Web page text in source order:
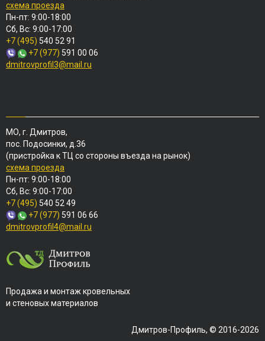
схема проезда
Пн-пт: 9:00-18:00
Сб, Вс: 9:00-17:00
+7 (495) 540 52 91
+7 (977) 591 00 06
dmitrovprofil3@mail.ru
МО, г. Дмитров,
пос. Подосинки, д.36
(пристройка к ТЦ со стороны въезда на рынок)
схема проезда
Пн-пт: 9:00-18:00
Сб, Вс: 9:00-17:00
+7 (495) 540 52 49
+7 (977) 591 06 66
dmitrovprofil4@mail.ru
Продажа и монтаж кровельных
и стеновых материалов
Дмитров-Профиль, © 2016-2026